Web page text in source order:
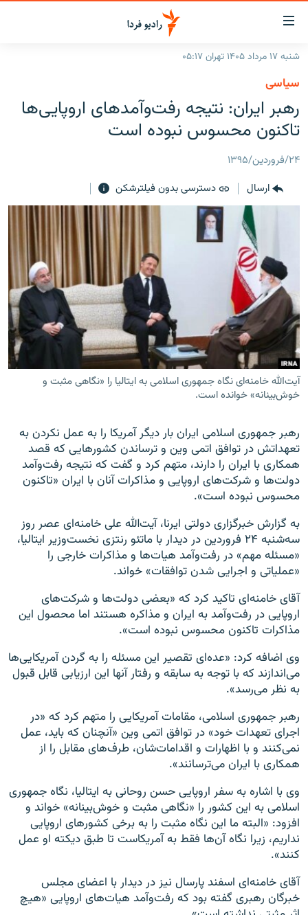
لینک‌های
قابلیت
دسترسی
بازگشت
منوی
اصلی
رفتن
صفحه
جستجو
جهان
برنامه‌های رادیویی
فرکانس‌ها
پادکست
چندرسانه‌ای
گزارش‌های تصویری
گزارش‌های ویدئویی
English
به ما بپیوندید
زبان‌های دیگر
شنبه ۱۷ مرداد ۱۴۰۵ تهران ۰۵:۱۷
سیاسی
رهبر ایران: نتیجه رفت‌وآمدهای اروپایی‌ها
تاکنون محسوس نبوده است
۲۴/فروردین/۱۳۹۵
ارسال
دسترسی بدون فیلترشکن
آیت‌الله خامنه‌ای نگاه جمهوری اسلامی به ایتالیا را «نگاهی مثبت و
خوش‌بینانه» خوانده است.
رهبر جمهوری اسلامی ایران بار دیگر آمریکا را به عمل نکردن به
تعهداتش در توافق اتمی وین و ترساندن کشورهایی که قصد
همکاری با ایران را دارند، متهم کرد و گفت که نتیجه رفت‌وآمد
دولت‌ها و شرکت‌های اروپایی و مذاکرات آنان با ایران «تاکنون
محسوس نبوده است».
به گزارش خبرگزاری دولتی ایرنا، آیت‌الله علی خامنه‌ای عصر روز
سه‌شنبه ۲۴ فروردین در دیدار با ماتئو رنتزی نخست‌وزیر ایتالیا،
«مسئله مهم» در رفت‌وآمد هیات‌ها و مذاکرات خارجی را
«عملیاتی و اجرایی شدن توافقات» خواند.
آقای خامنه‌ای تاکید کرد که «بعضی دولت‌ها و شرکت‌های
اروپایی در رفت‌وآمد به ایران و مذاکره هستند اما محصول این
مذاکرات تاکنون محسوس نبوده است».
وی اضافه کرد: «عده‌ای تقصیر این مسئله را به گردن آمریکایی‌ها
می‌اندازند که با توجه به سابقه و رفتار آنها این ارزیابی قابل قبول
به نظر می‌رسد».
رهبر جمهوری اسلامی، مقامات آمریکایی را متهم کرد که «در
اجرای تعهدات خود» در توافق اتمی وین «آنچنان که باید، عمل
نمی‌کنند و با اظهارات و اقدامات‌شان، طرف‌های مقابل را از
همکاری با ایران می‌ترسانند».
وی با اشاره به سفر اروپایی حسن روحانی به ایتالیا، نگاه جمهوری
اسلامی به این کشور را «نگاهی مثبت و خوش‌بینانه» خواند و
افزود: «البته ما این نگاه مثبت را به برخی کشورهای اروپایی
نداریم، زیرا نگاه آن‌ها فقط به آمریکاست تا طبق دیکته او عمل
کنند».
آقای خامنه‌ای اسفند پارسال نیز در دیدار با اعضای مجلس
خبرگان رهبری گفته بود که رفت‌وآمد هیات‌های اروپایی «هیچ